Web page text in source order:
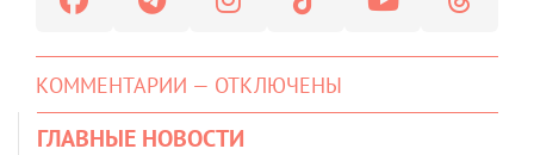
КОММЕНТАРИИ — ОТКЛЮЧЕНЫ
ГЛАВНЫЕ НОВОСТИ